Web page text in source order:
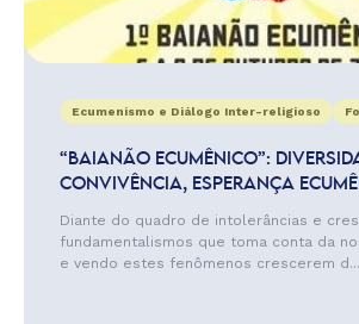
Ecumenismo e Diálogo Inter-religioso
“BAIANÃO ECUMÊNICO”:
CONVIVÊNCIA, ESPERANÇA
Diante do quadro de intolerâncias e
fundamentalismos que toma conta da
e vendo estes fenômenos crescerem d...